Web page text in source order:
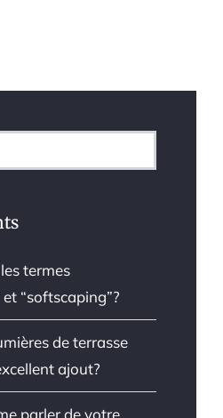
termes
“softscaping”?
de terrasse
ajout?
parler de votre